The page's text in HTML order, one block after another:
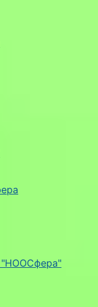
"НООСфера"